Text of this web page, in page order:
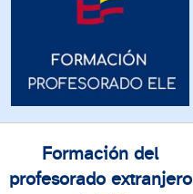
Formación del
profesorado extranjero